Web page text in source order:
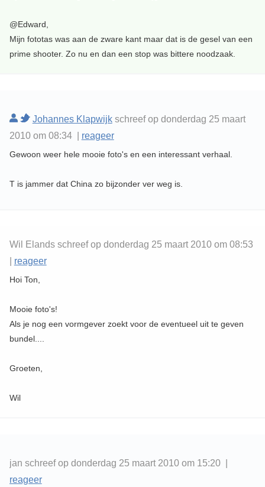
@Edward,
Mijn fototas was aan de zware kant maar dat is de gesel van een
prime shooter. Zo nu en dan een stop was bittere noodzaak.
Johannes Klapwijkschreef op donderdag 25 maart
2010 om 08:34 | reageer
Gewoon weer hele mooie foto's en een interessant verhaal.
T is jammer dat China zo bijzonder ver weg is.
Wil Elands schreef op donderdag 25 maart 2010 om 08:53
reageer
Hoi Ton,
Mooie foto's!
Als je nog een vormgever zoekt voor de eventueel uit te geven
bundel....
Groeten,
Wil
jan schreef op donderdag 25 maart 2010 om 15:20 |
reageer